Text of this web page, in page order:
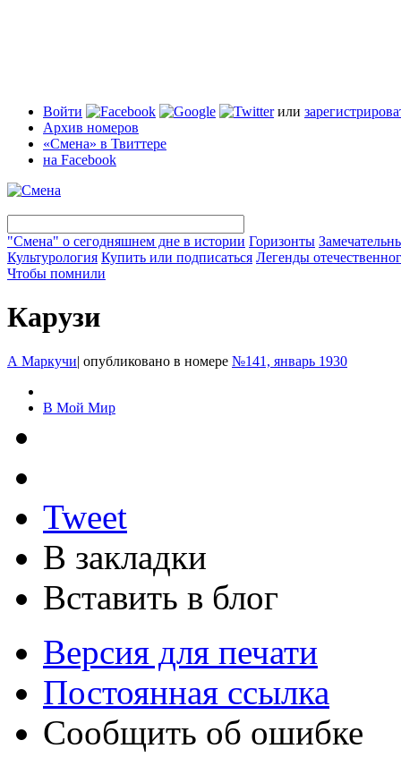
Войти или
Архив номеров
«Смена» в Твиттере
на Facebook
"Смена" о сегодняшнем дне в истории Горизонты
Культурология Купить или подписаться Легенды
Чтобы помнили
Карузи
А Маркучи| опубликовано в номере №141, январь 1930
В Мой Мир
Tweet
В закладки
Вставить в блог
Версия для печати
Постоянная ссылка
Сообщить об ошибке